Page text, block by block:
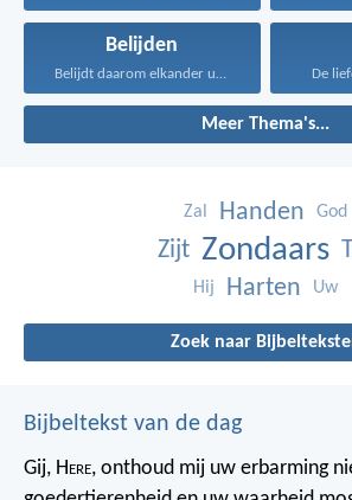
Belijden
Belijdt daarom elkander uw... De
Meer Thema's...
Zal Handen God
Zijt Zondaars
Hij Harten Uw
Zoek naar
Bijbeltekst van de dag
Gij, Here, onthoud mij uw erbarming